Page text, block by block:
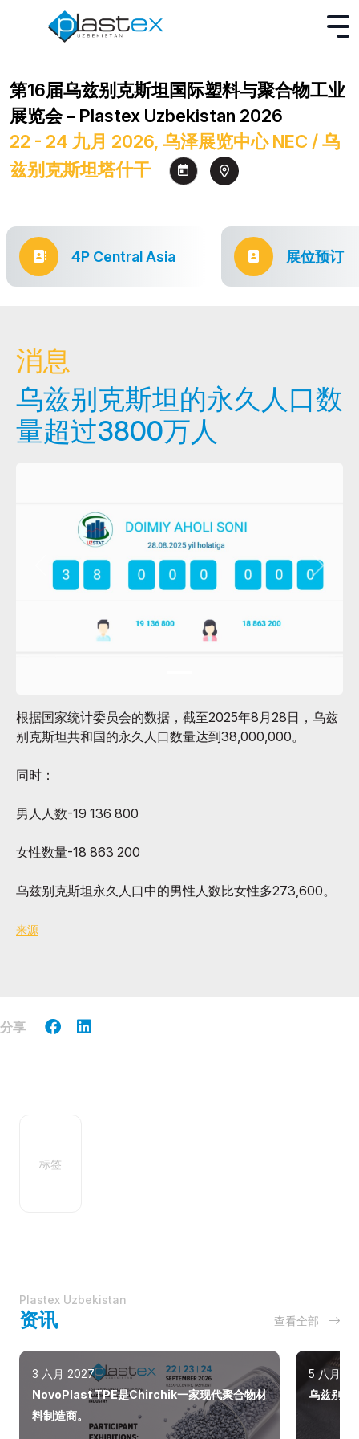
第16届乌兹别克斯坦国际塑料与聚合物工业
展览会 – Plastex Uzbekistan 2026
22 - 24 九月 2026, 乌泽展览中心 NEC / 乌
兹别克斯坦塔什干
4P Central Asia 展位预订
消息
乌兹别克斯坦的永久人口数
量超过3800万人
根据国家统计委员会的数据，截至2025年8月28日，乌兹
别克斯坦共和国的永久人口数量达到38,000,000。
同时：
男人人数-19 136 800
女性数量-18 863 200
乌兹别克斯坦永久人口中的男性人数比女性多273,600。
来源
分享
标签
Plastex Uzbekistan
资讯 查看全部
3 六月 2027
NovoPlast TPE是Chirchik一家现代聚合物材
料制造商。
5 八月
乌兹别克